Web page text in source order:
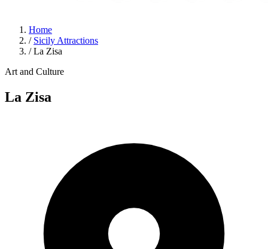
Home
/ Sicily Attractions
/ La Zisa
Art and Culture
La Zisa